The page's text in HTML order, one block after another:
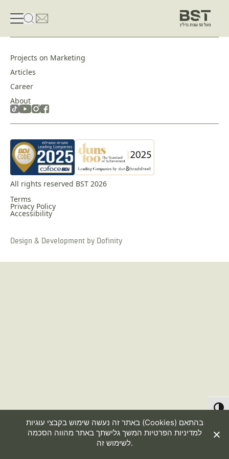
פתיחת טופס חיפוש
פתח את דף פרטי הקשר
About
Career
Articles
Projects on Marketing
All rights reserved BST 2026
Terms
Privacy Policy
Accessibility
Design & Development by Dofinity
באתר זה נעשה שימוש בקבצי עוגיות (Cookies) בהתאם
למדיניות הפרטיות המשך גלישתך באתר מהווה הסכמה
לשימוש זה.